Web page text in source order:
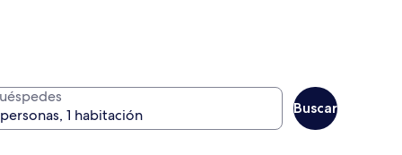
Buscar